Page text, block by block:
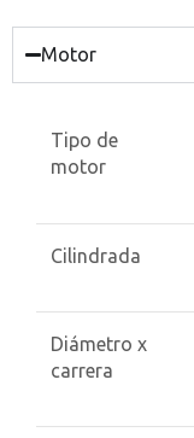
Motor
Tipo de
motor
Cilindrada
Diámetro x
carrera